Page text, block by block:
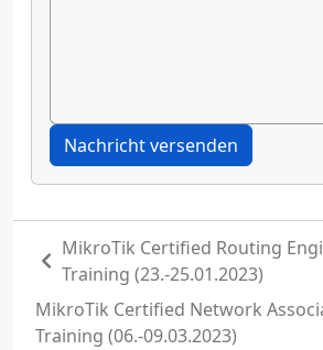
Nachricht versenden
MikroTik Certified Routing
Training (23.-25.01.2023)
MikroTik Certified Network
Training (06.-09.03.2023)